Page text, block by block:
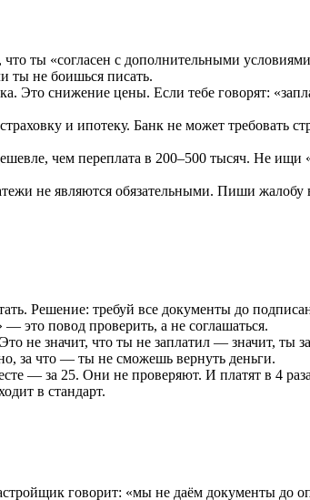
ты «согласен с дополнительными
ты не боишься писать.
Это снижение цены. Если тебе говорят:
и ипотеку. Банк не может требовать
чем переплата в 200–500 тысяч. Не ищи
не являются обязательными. Пиши
Решение: требуй все документы до
это повод проверить, а не соглашаться.
не значит, что ты не заплатил — значит, ты
за что — ты не сможешь вернуть деньги.
— за 25. Они не проверяют. И платят в 4
в стандарт.
говорит: «мы не даём документы до